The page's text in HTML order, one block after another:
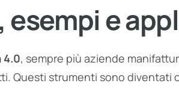
esempi e
4.0, sempre più aziende
Questi strumenti sono diventati